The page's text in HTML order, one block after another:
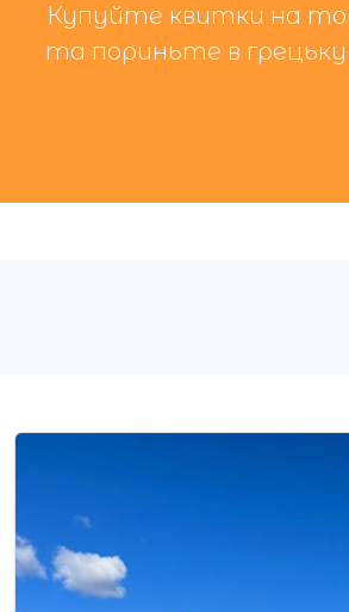
Купуйте квитки на
та пориньте в